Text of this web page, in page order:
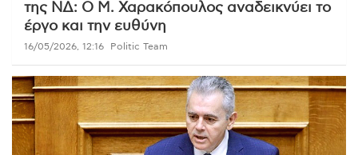
της ΝΔ: Ο Μ. Χαρακόπουλος αναδεικνύει το
έργο και την ευθύνη
16/05/2026, 12:16 Politic Team